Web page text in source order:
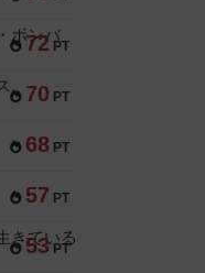
72 PT
70 PT
68 PT
57 PT
53 PT